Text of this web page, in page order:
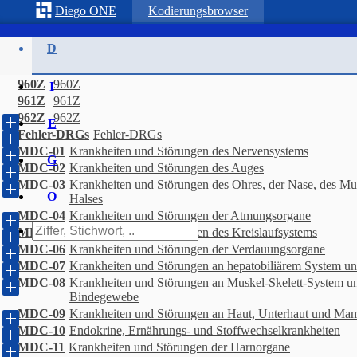
Diego ONE Kodierungsbrowser
D
I
E
G
O
960Z
960Z
961Z
961Z
962Z
962Z
Fehler-DRGs Fehler-DRGs
MDC-01 Krankheiten und Störungen des Nervensystems
MDC-02 Krankheiten und Störungen des Auges
MDC-03 Krankheiten und Störungen des Ohres, der Nase, des
Halses
MDC-04 Krankheiten und Störungen der Atmungsorgane
MDC-05 Krankheiten und Störungen des Kreislaufsystems
MDC-06 Krankheiten und Störungen der Verdauungsorgane
MDC-07 Krankheiten und Störungen an hepatobiliärem System
MDC-08 Krankheiten und Störungen an Muskel-Skelett-System
Bindegewebe
MDC-09 Krankheiten und Störungen an Haut, Unterhaut und
MDC-10 Endokrine, Ernährungs- und Stoffwechselkrankheiten
MDC-11 Krankheiten und Störungen der Harnorgane